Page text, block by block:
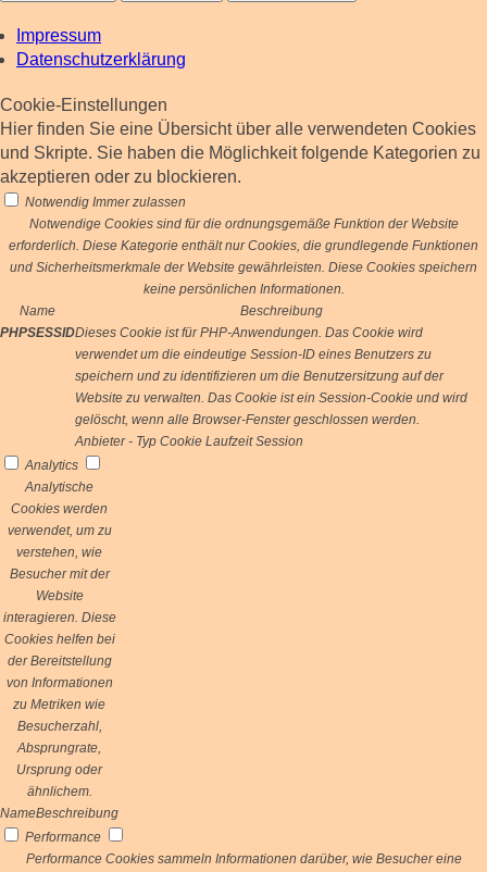
Impressum
Datenschutzerklärung
Cookie-Einstellungen
Hier finden Sie eine Übersicht über alle verwendeten Cookies
und Skripte. Sie haben die Möglichkeit folgende Kategorien zu
akzeptieren oder zu blockieren.
Notwendig Immer zulassen
Notwendige Cookies sind für die ordnungsgemäße Funktion der Website
erforderlich. Diese Kategorie enthält nur Cookies, die grundlegende Funktionen
und Sicherheitsmerkmale der Website gewährleisten. Diese Cookies speichern
keine persönlichen Informationen.
Name
Beschreibung
PHPSESSIDDieses Cookie ist für PHP-Anwendungen. Das Cookie wird
verwendet um die eindeutige Session-ID eines Benutzers zu
speichern und zu identifizieren um die Benutzersitzung auf der
Website zu verwalten. Das Cookie ist ein Session-Cookie und wird
gelöscht, wenn alle Browser-Fenster geschlossen werden.
Anbieter - Typ Cookie Laufzeit Session
Analytics
Analytische
Cookies werden
verwendet, um zu
verstehen, wie
Besucher mit der
Website
interagieren. Diese
Cookies helfen bei
der Bereitstellung
von Informationen
zu Metriken wie
Besucherzahl,
Absprungrate,
Ursprung oder
ähnlichem.
NameBeschreibung
Performance
Performance Cookies sammeln Informationen darüber, wie Besucher eine